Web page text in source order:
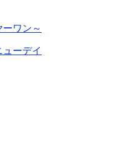
ワン～
ーデイ